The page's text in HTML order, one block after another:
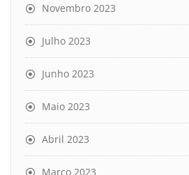
Novembro 2023
Julho 2023
Junho 2023
Maio 2023
Abril 2023
Março 2023